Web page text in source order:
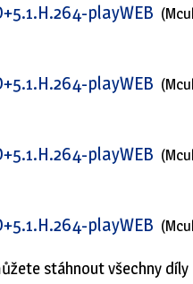
playWEB
playWEB
playWEB
playWEB
stáhnout všechny díly